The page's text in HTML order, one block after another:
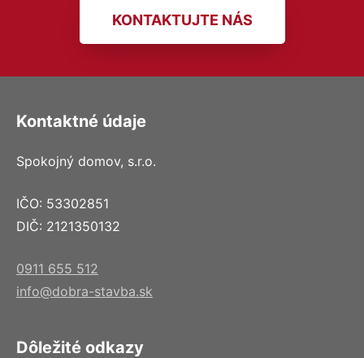
KONTAKTUJTE NÁS
Kontaktné údaje
Spokojný domov, s.r.o.
IČO: 53302851
DIČ: 2121350132
0911 655 512
info@dobra-stavba.sk
Dôležité odkazy